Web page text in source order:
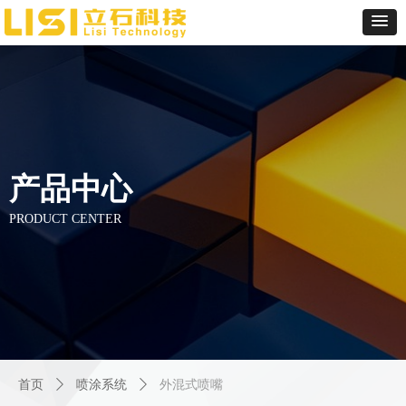
产品中心
PRODUCT CENTER
首页 ꄲ 喷涂系统 ꄲ 外混式喷嘴